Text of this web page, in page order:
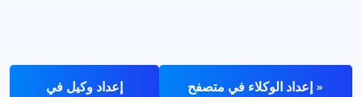
« إعداد الوكلاء في متصفح
إعداد وكيل في